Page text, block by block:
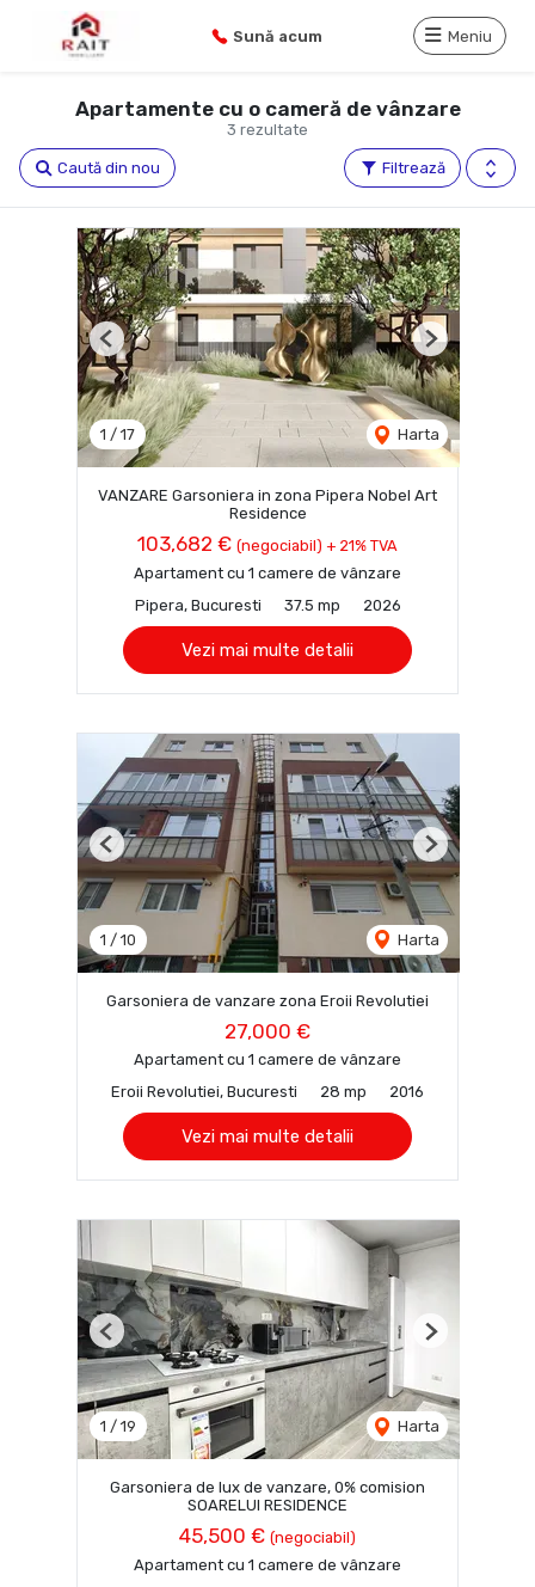
Sună acum Meniu
3 rezultate
Apartamente cu o cameră de vânzare
Filtrează
Caută din nou
1 / 17 Harta
Previous Next
VANZARE Garsoniera in zona Pipera Nobel Art
Residence
103,682 € (negociabil) + 21% TVA
Apartament cu 1 camere de vânzare
Pipera, Bucuresti
37.5 mp 2026
Vezi mai multe detalii
1 / 10 Harta
Previous Next
Garsoniera de vanzare zona Eroii Revolutiei
27,000 €
Apartament cu 1 camere de vânzare
Eroii Revolutiei, Bucuresti
28 mp 2016
Vezi mai multe detalii
1 / 19 Harta
Previous Next
Garsoniera de lux de vanzare, 0% comision
SOARELUI RESIDENCE
45,500 € (negociabil)
Apartament cu 1 camere de vânzare